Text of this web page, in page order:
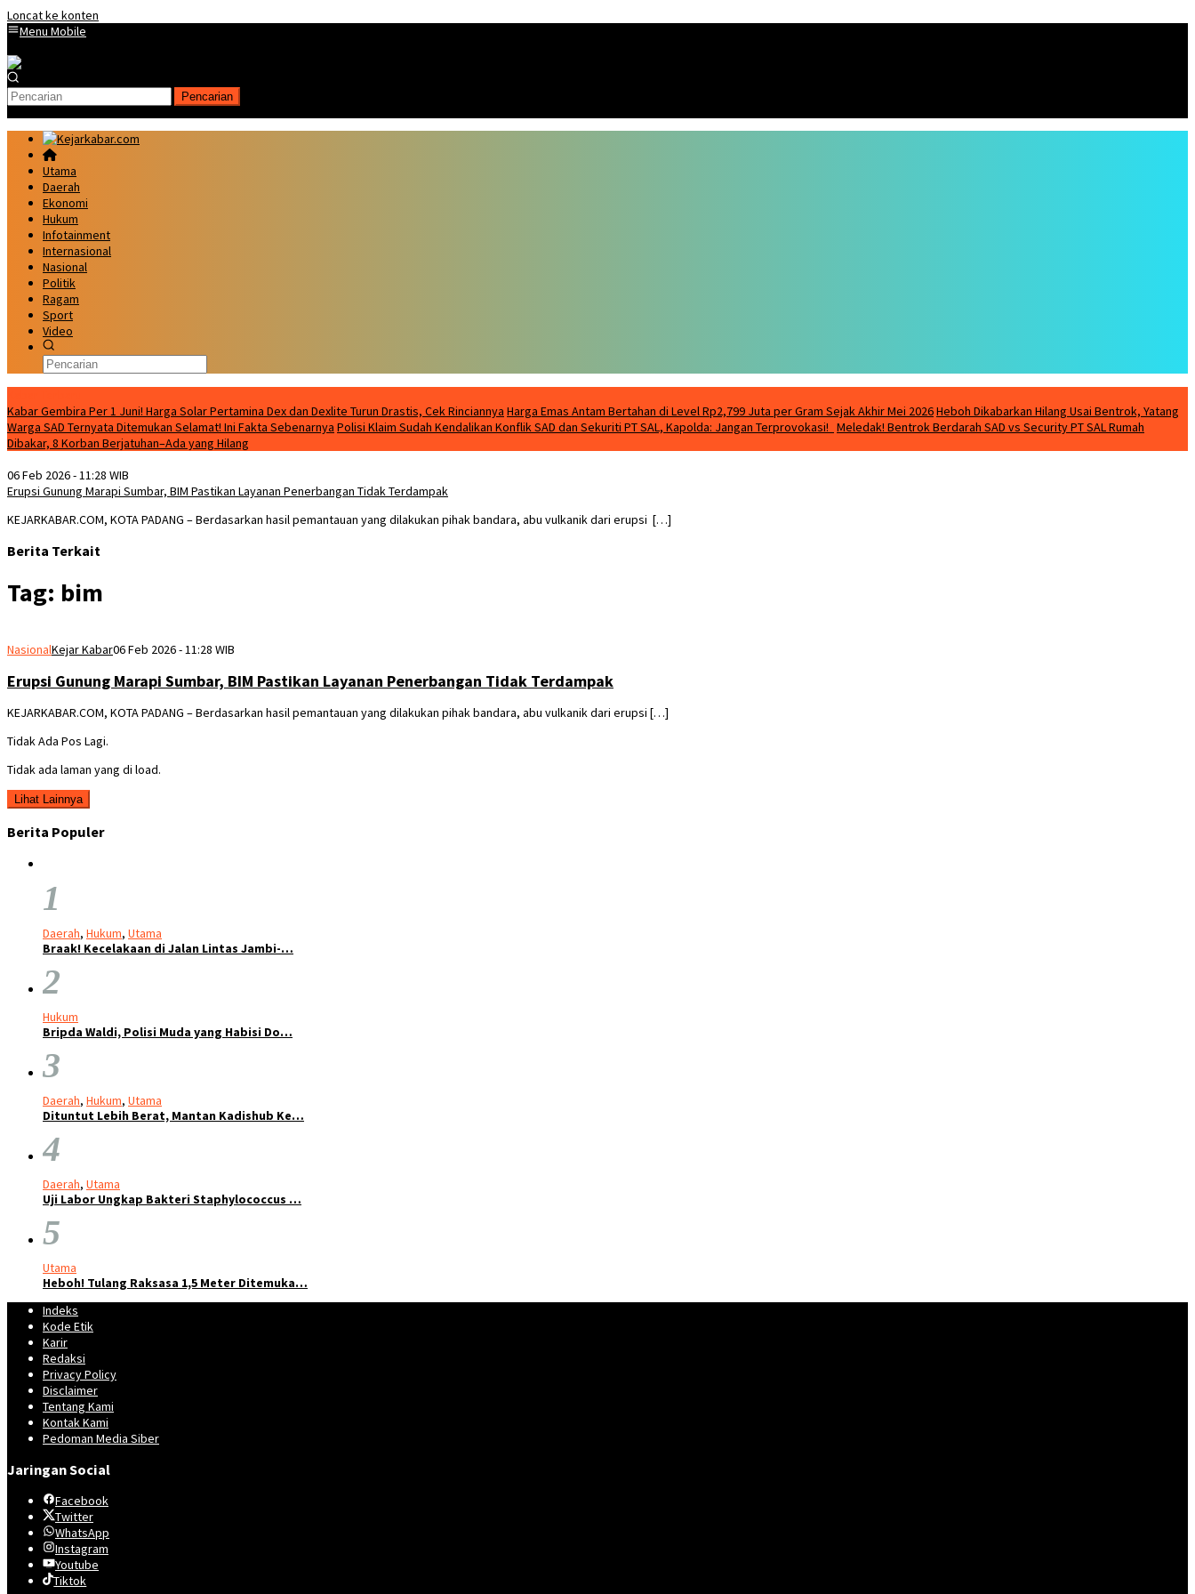
Loncat ke konten
Menu Mobile
Pencarian
Utama
Daerah
Ekonomi
Hukum
Infotainment
Internasional
Nasional
Politik
Ragam
Sport
Video
Kabar Gembira Per 1 Juni! Harga Solar Pertamina Dex dan Dexlite Turun Drastis, Cek Rinciannya Harga Emas Antam Bertahan di Level Rp2,799 Juta per Gram Sejak Akhir Mei 2026Heboh Dikabarkan Hilang Usai Bentrok, Yatang
Warga SAD Ternyata Ditemukan Selamat! Ini Fakta Sebenarnya Polisi Klaim Sudah Kendalikan Konflik SAD dan Sekuriti PT SAL, Kapolda: Jangan Terprovokasi! Meledak! Bentrok Berdarah SAD vs Security PT SAL Rumah
Dibakar, 8 Korban Berjatuhan–Ada yang Hilang
06 Feb 2026 - 11:28 WIB
Erupsi Gunung Marapi Sumbar, BIM Pastikan Layanan Penerbangan Tidak Terdampak
KEJARKABAR.COM, KOTA PADANG – Berdasarkan hasil pemantauan yang dilakukan pihak bandara, abu vulkanik dari erupsi […]
Berita Terkait
Tag: bim
NasionalKejar Kabar06 Feb 2026 - 11:28 WIB
Erupsi Gunung Marapi Sumbar, BIM Pastikan Layanan Penerbangan Tidak Terdampak
KEJARKABAR.COM, KOTA PADANG – Berdasarkan hasil pemantauan yang dilakukan pihak bandara, abu vulkanik dari erupsi […]
Tidak Ada Pos Lagi.
Tidak ada laman yang di load.
Lihat Lainnya
Berita Populer
1
Daerah, Hukum, Utama
Braak! Kecelakaan di Jalan Lintas Jambi-…
2
Hukum
Bripda Waldi, Polisi Muda yang Habisi Do…
3
Daerah, Hukum, Utama
Dituntut Lebih Berat, Mantan Kadishub Ke…
4
Daerah, Utama
Uji Labor Ungkap Bakteri Staphylococcus …
5
Utama
Heboh! Tulang Raksasa 1,5 Meter Ditemuka…
Indeks
Kode Etik
Karir
Redaksi
Privacy Policy
Disclaimer
Tentang Kami
Kontak Kami
Pedoman Media Siber
Jaringan Social
Facebook
Twitter
WhatsApp
Instagram
Youtube
Tiktok